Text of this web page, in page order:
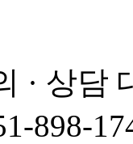
· 상담
898-